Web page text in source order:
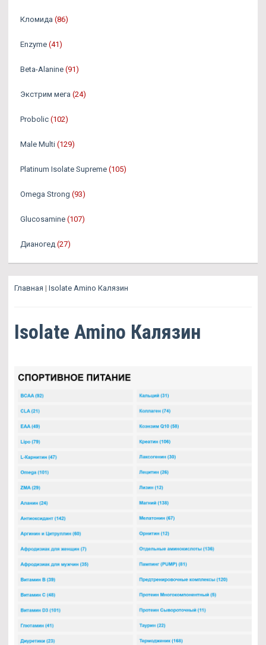
Кломида (86)
Enzyme (41)
Beta-Alanine (91)
Экстрим мега (24)
Probolic (102)
Male Multi (129)
Platinum Isolate Supreme (105)
Omega Strong (93)
Glucosamine (107)
Дианогед (27)
Главная | Isolate Amino Калязин
Isolate Amino Калязин